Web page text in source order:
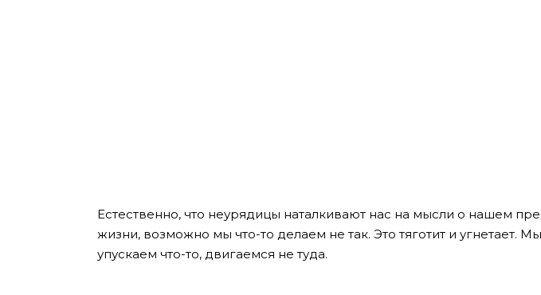
Естественно, что неурядицы наталкивают нас на мысли о нашем
жизни, возможно мы что-то делаем не так. Это тяготит и угнетает.
упускаем что-то, двигаемся не туда.